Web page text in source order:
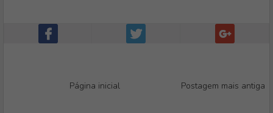
Página inicial Postagem mais antiga